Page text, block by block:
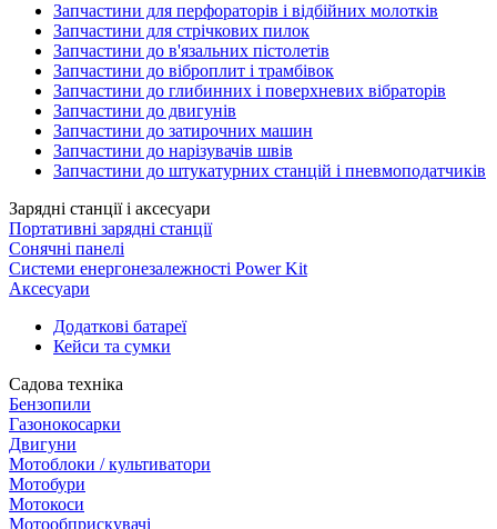
Запчастини для перфораторів і відбійних молотків
Запчастини для стрічкових пилок
Запчастини до в'язальних пістолетів
Запчастини до віброплит і трамбівок
Запчастини до глибинних і поверхневих вібраторів
Запчастини до двигунів
Запчастини до затирочних машин
Запчастини до нарізувачів швів
Запчастини до штукатурних станцій і пневмоподатчиків
Зарядні станції і аксесуари
Портативні зарядні станції
Сонячні панелі
Системи енергонезалежності Power Kit
Аксесуари
Додаткові батареї
Кейси та сумки
Садова техніка
Бензопили
Газонокосарки
Двигуни
Мотоблоки / культиватори
Мотобури
Мотокоси
Мотообприскувачі